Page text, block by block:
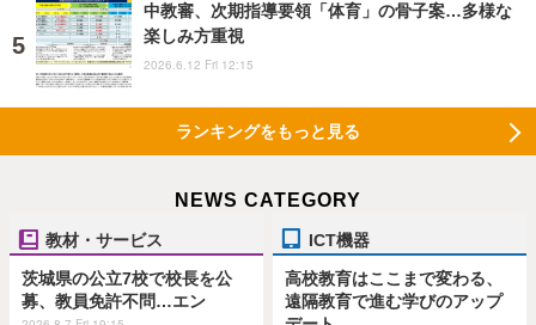
中教審、次期指導要領「体育」の骨子案…多様な
楽しみ方重視
2026.6.12 Fri 12:15
ランキングをもっと見る
NEWS CATEGORY
教材・サービス
茨城県の公立7校で校長を公
募、教員免許不問…エン
ICT機器
高校教育はここまで変わる、
遠隔教育で進む学びのアップ